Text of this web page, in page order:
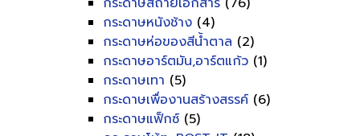
กระดาษหนังช้าง (4)
กระดาษห่อของสีน้ำตาล (2)
กระดาษอาร์ตมัน,อาร์ตแก้ว (1)
กระดาษเทา (5)
กระดาษเพื่องานสร้างสรรค์ (6)
กระดาษแฟ็กซ์ (5)